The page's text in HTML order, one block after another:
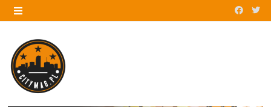
Skip
to
MENU